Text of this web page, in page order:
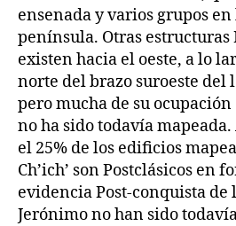
ensenada y varios grupos
península. Otras estructuras
existen hacia el oeste, a lo
norte del brazo suroeste del
pero mucha de su
no ha sido todavía
el 25% de los edificios
Ch’ich’ son Postclásicos en
evidencia Post-conquista de
Jerónimo no han sido